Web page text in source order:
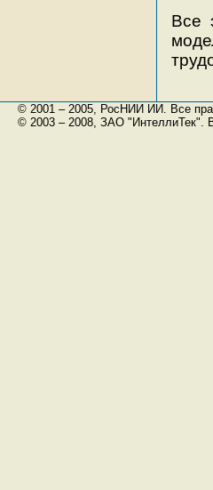
Все
© 2001 – 2005, РосНИИ ИИ. Все
© 2003 – 2008, ЗАО "ИнтеллиТек".